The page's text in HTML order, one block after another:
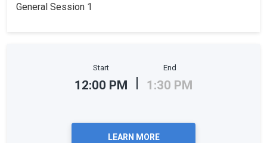
General Session 1
Start
12:00 PM
End
1:30 PM
LEARN MORE